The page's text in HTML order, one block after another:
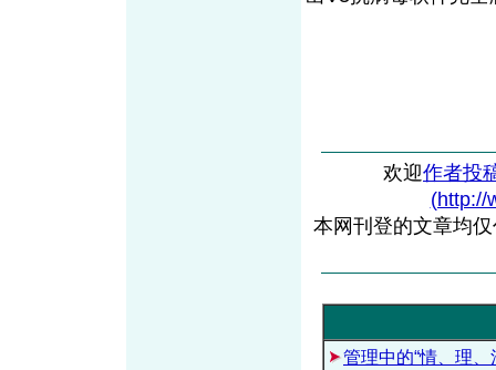
欢迎作者投
(http://
本网刊登的文章均
管理中的“情、理、